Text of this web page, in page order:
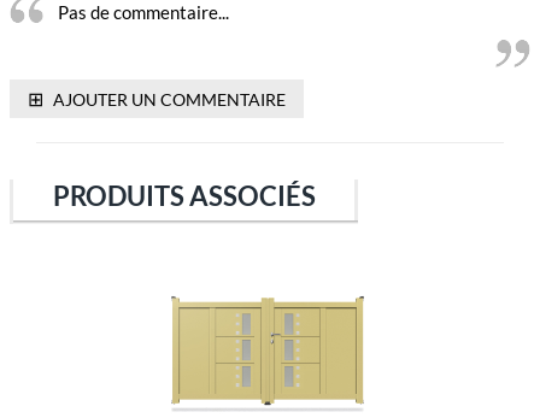
Pas de commentaire...
⊞ AJOUTER UN COMMENTAIRE
PRODUITS ASSOCIÉS